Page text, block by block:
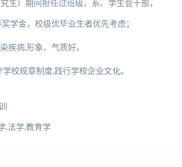
生）期间担任过班级、系、学生会干部，
学金，校级优毕业生者优先考虑；
疾病,形象、气质好。
校规章制度,践行学校企业文化。
,法学,教育学